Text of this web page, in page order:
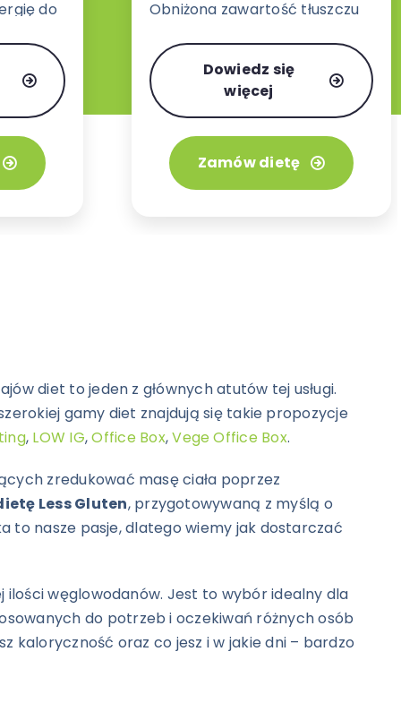
do
Obniżona zawartość tłuszczu
pokarmowego dającego
dłuższe uczucie sytości.
Dowiedz się
więcej
Zamów dietę
diet to jeden z głównych atutów tej usługi.
gamy diet znajdują się takie propozycje
, LOW IG,Office Box,Vege Office Box.
zredukować masę ciała poprzez
Less Gluten, przygotowywaną z myślą o
to nasze pasje, dlatego wiemy jak dostarczać
ilości węglowodanów. Jest to wybór idealny dla
do potrzeb i oczekiwań różnych osób
kaloryczność oraz co jesz i w jakie dni – bardzo